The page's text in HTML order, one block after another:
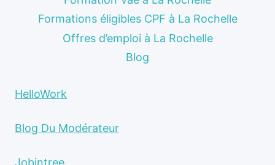
Formations éligibles CPF à La Rochelle
Offres d’emploi à La Rochelle
Blog
HelloWork
Blog Du Modérateur
Jobintree